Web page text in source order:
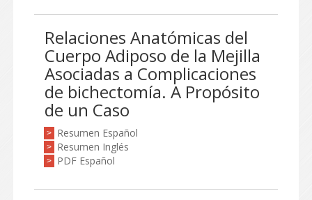
Relaciones Anatómicas del
Cuerpo Adiposo de la Mejilla
Asociadas a Complicaciones
de bichectomía. A Propósito
de un Caso
> Resumen Español
> Resumen Inglés
> PDF Español